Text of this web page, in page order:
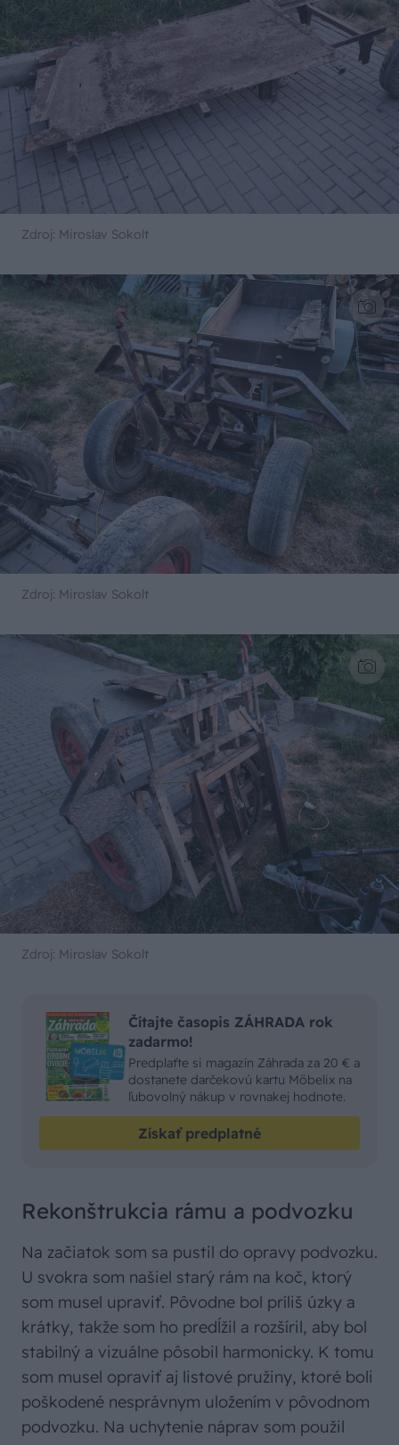
Zdroj: Miroslav Sokolt
Zdroj: Miroslav Sokolt
Zdroj: Miroslav Sokolt
Čítajte časopis ZÁHRADA rok
zadarmo!
Predplaťte si magazín Záhrada za 20 € a
dostanete darčekovú kartu Möbelix na
ľubovolný nákup v rovnakej hodnote.
Získať predplatné
Rekonštrukcia rámu a podvozku
Na začiatok som sa pustil do opravy podvozku.
U svokra som našiel starý rám na koč, ktorý
som musel upraviť. Pôvodne bol príliš úzky a
krátky, takže som ho predĺžil a rozšíril, aby bol
stabilný a vizuálne pôsobil harmonicky. K tomu
som musel opraviť aj listové pružiny, ktoré boli
poškodené nesprávnym uložením v pôvodnom
podvozku. Na uchytenie náprav som použil